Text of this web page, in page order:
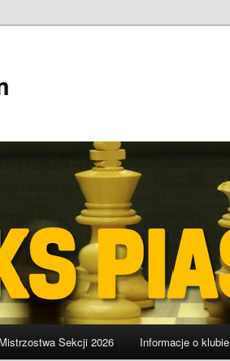
Mistrzostwa Sekcji 2026 Informacje o klubie